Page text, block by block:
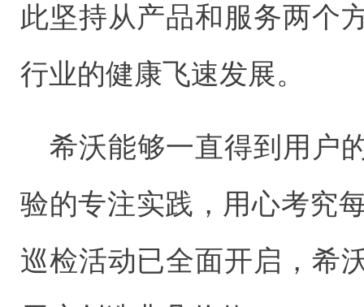
此坚持从产品和服务两个
行业的健康飞速发展。
希沃能够一直得到用户
验的专注实践，用心考究
巡检活动已全面开启，希